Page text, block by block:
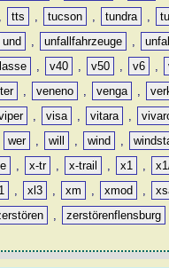
, tts , tucson , tundra ,
und , unfallfahrzeuge ,
, v40 , v50 , v6 ,
, veneno , venga ,
, visa , vitara ,
wer , will , wind ,
, x-tr , x-trail , x1 ,
, xl3 , xm , xmod ,
, zerstörenflensburg